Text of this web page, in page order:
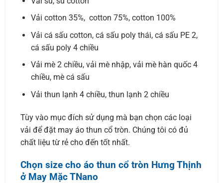
Vải cotton 35%, cotton 75%, cotton 100%
Vải cá sấu cotton, cá sấu poly thái, cá sấu PE 2,
cá sấu poly 4 chiều
Vải mè 2 chiều, vải mè nhập, vải mè hàn quốc 4
chiều, mè cá sấu
Vải thun lạnh 4 chiều, thun lạnh 2 chiều
Tùy vào mục đích sử dụng mà bạn chọn các loại
vải để đặt may áo thun cổ tròn. Chúng tôi có đủ
chất liệu từ rẻ cho đến tốt nhất.
Chọn size cho áo thun cổ tròn Hưng Thịnh
ở May Mặc TNano